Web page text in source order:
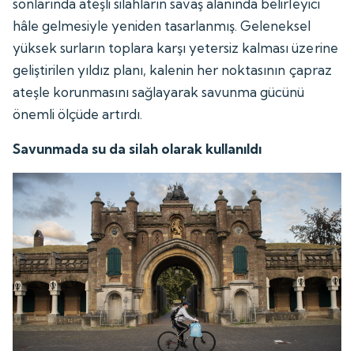
sonlarında ateşli silahların savaş alanında belirleyici
hâle gelmesiyle yeniden tasarlanmış. Geleneksel
yüksek surların toplara karşı yetersiz kalması üzerine
geliştirilen yıldız planı, kalenin her noktasının çapraz
ateşle korunmasını sağlayarak savunma gücünü
önemli ölçüde artırdı.
Savunmada su da silah olarak kullanıldı